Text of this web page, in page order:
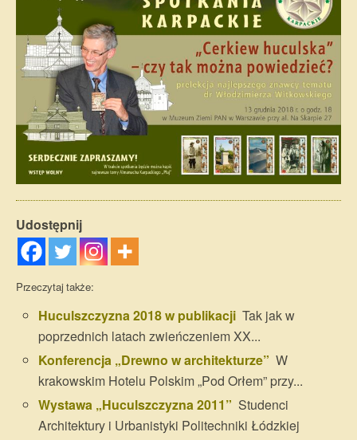
Udostępnij
Przeczytaj także:
Huculszczyzna 2018 w publikacji Tak jak w
poprzednich latach zwieńczeniem XX...
Konferencja „Drewno w architekturze” W
krakowskim Hotelu Polskim „Pod Orłem” przy...
Wystawa „Huculszczyzna 2011” Studenci
Architektury i Urbanistyki Politechniki Łódzkiej